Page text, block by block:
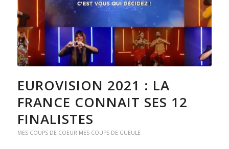
EUROVISION 2021 : LA
FRANCE CONNAIT SES 12
FINALISTES
MES COUPS DE COEUR MES COUPS DE GUEULE